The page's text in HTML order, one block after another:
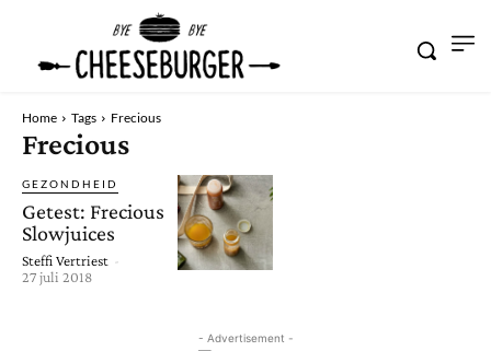
Home Tags Frecious
Frecious
GEZONDHEID
Getest: Frecious
Slowjuices
Steffi Vertriest -
27 juli 2018
- Advertisement -